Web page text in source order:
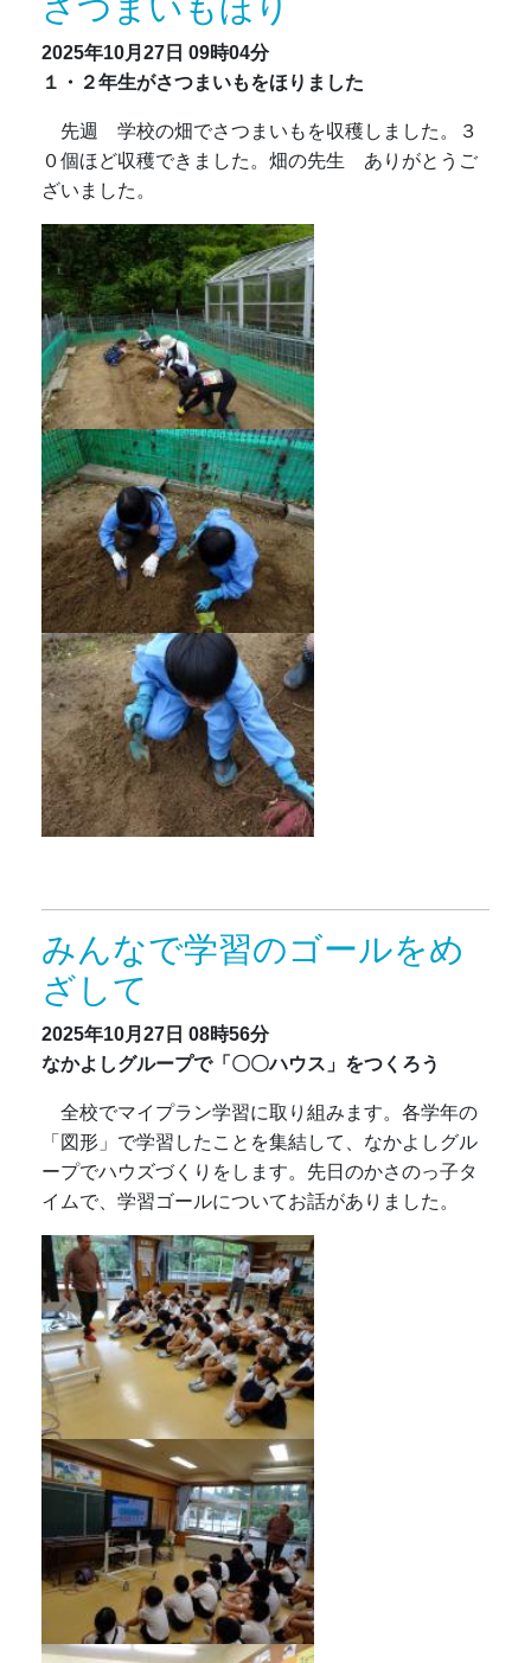
さつまいもほり
2025年10月27日 09時04分
１・２年生がさつまいもをほりました
先週 学校の畑でさつまいもを収穫しました。３
０個ほど収穫できました。畑の先生 ありがとうご
ざいました。
みんなで学習のゴールをめ
ざして
2025年10月27日 08時56分
なかよしグループで「〇〇ハウス」をつくろう
全校でマイプラン学習に取り組みます。各学年の
「図形」で学習したことを集結して、なかよしグル
ープでハウズづくりをします。先日のかさのっ子タ
イムで、学習ゴールについてお話がありました。